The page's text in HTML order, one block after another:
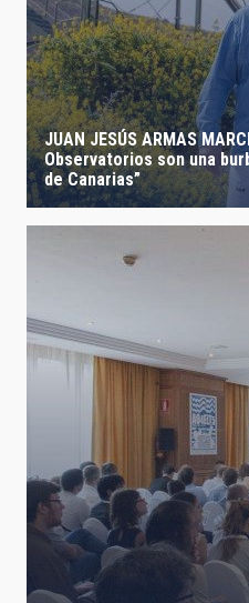
JUAN JESÚS ARMAS
Observatorios son una
de Canarias”